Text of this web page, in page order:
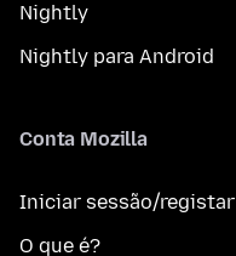
Nightly
Nightly para Android
Conta Mozilla
Iniciar sessão/registar
O que é?